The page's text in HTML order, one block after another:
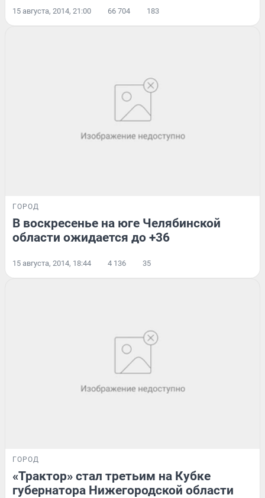
15 августа, 2014, 21:00 66 704 183
ГОРОД
В воскресенье на юге Челябинской
области ожидается до +36
15 августа, 2014, 18:44 4 136 35
ГОРОД
«Трактор» стал третьим на Кубке
губернатора Нижегородской области